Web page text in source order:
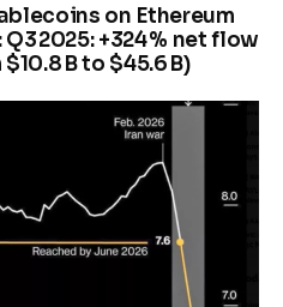
on Ethereum
2025: +324 % net flow
B to $45.6 B)